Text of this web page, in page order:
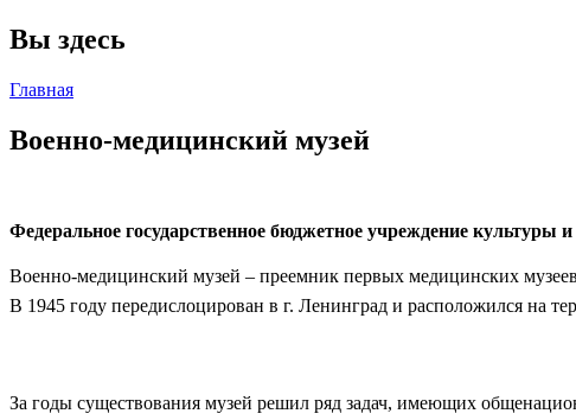
Вы здесь
Главная
Военно-медицинский музей
Федеральное государственное бюджетное учреждение
Военно-медицинский музей – преемник первых медицинских
В 1945 году передислоцирован в г. Ленинград и расположился на
За годы существования музей решил ряд задач, имеющих